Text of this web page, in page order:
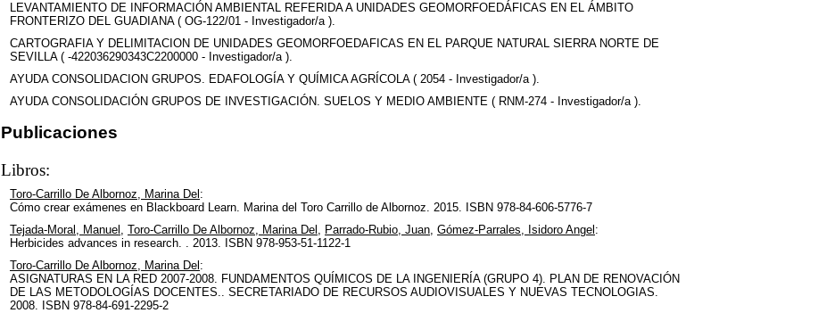
LEVANTAMIENTO DE INFORMACIÓN AMBIENTAL REFERIDA A UNIDADES GEOMORFOEDÁFICAS EN EL ÁMBITO
FRONTERIZO DEL GUADIANA ( OG-122/01 - Investigador/a ).
CARTOGRAFIA Y DELIMITACION DE UNIDADES GEOMORFOEDAFICAS EN EL PARQUE NATURAL SIERRA NORTE DE
SEVILLA ( -422036290343C2200000 - Investigador/a ).
AYUDA CONSOLIDACION GRUPOS. EDAFOLOGÍA Y QUÍMICA AGRÍCOLA ( 2054 - Investigador/a ).
AYUDA CONSOLIDACIÓN GRUPOS DE INVESTIGACIÓN. SUELOS Y MEDIO AMBIENTE ( RNM-274 - Investigador/a ).
Publicaciones
Libros:
Toro-Carrillo De Albornoz, Marina Del :
Cómo crear exámenes en Blackboard Learn. Marina del Toro Carrillo de Albornoz. 2015. ISBN 978-84-606-5776-7
Tejada-Moral, Manuel , Toro-Carrillo De Albornoz, Marina Del , Parrado-Rubio, Juan, Gómez-Parrales, Isidoro Angel :
Herbicides advances in research. . 2013. ISBN 978-953-51-1122-1
Toro-Carrillo De Albornoz, Marina Del :
ASIGNATURAS EN LA RED 2007-2008. FUNDAMENTOS QUÍMICOS DE LA INGENIERÍA (GRUPO 4). PLAN DE RENOVACIÓN
DE LAS METODOLOGÍAS DOCENTES.. SECRETARIADO DE RECURSOS AUDIOVISUALES Y NUEVAS TECNOLOGIAS.
2008. ISBN 978-84-691-2295-2